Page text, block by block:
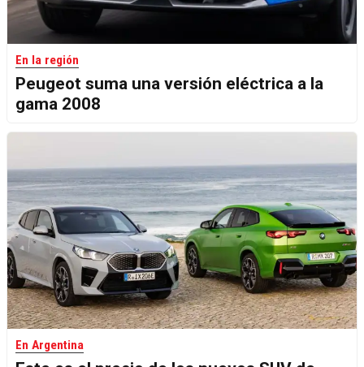
En la región
Peugeot suma una versión eléctrica a la
gama 2008
En Argentina